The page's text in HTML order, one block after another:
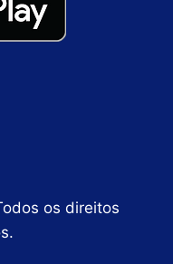
os direitos